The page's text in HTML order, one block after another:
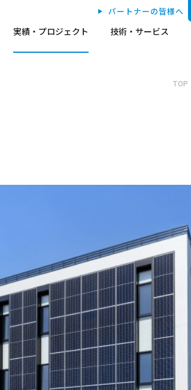
実績・プロジェクト 技術・サービス
パートナーの皆様へ
TOP